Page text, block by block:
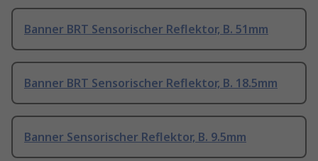
Banner BRT Sensorischer Reflektor, B. 51mm
Banner BRT Sensorischer Reflektor, B. 18.5mm
Banner Sensorischer Reflektor, B. 9.5mm